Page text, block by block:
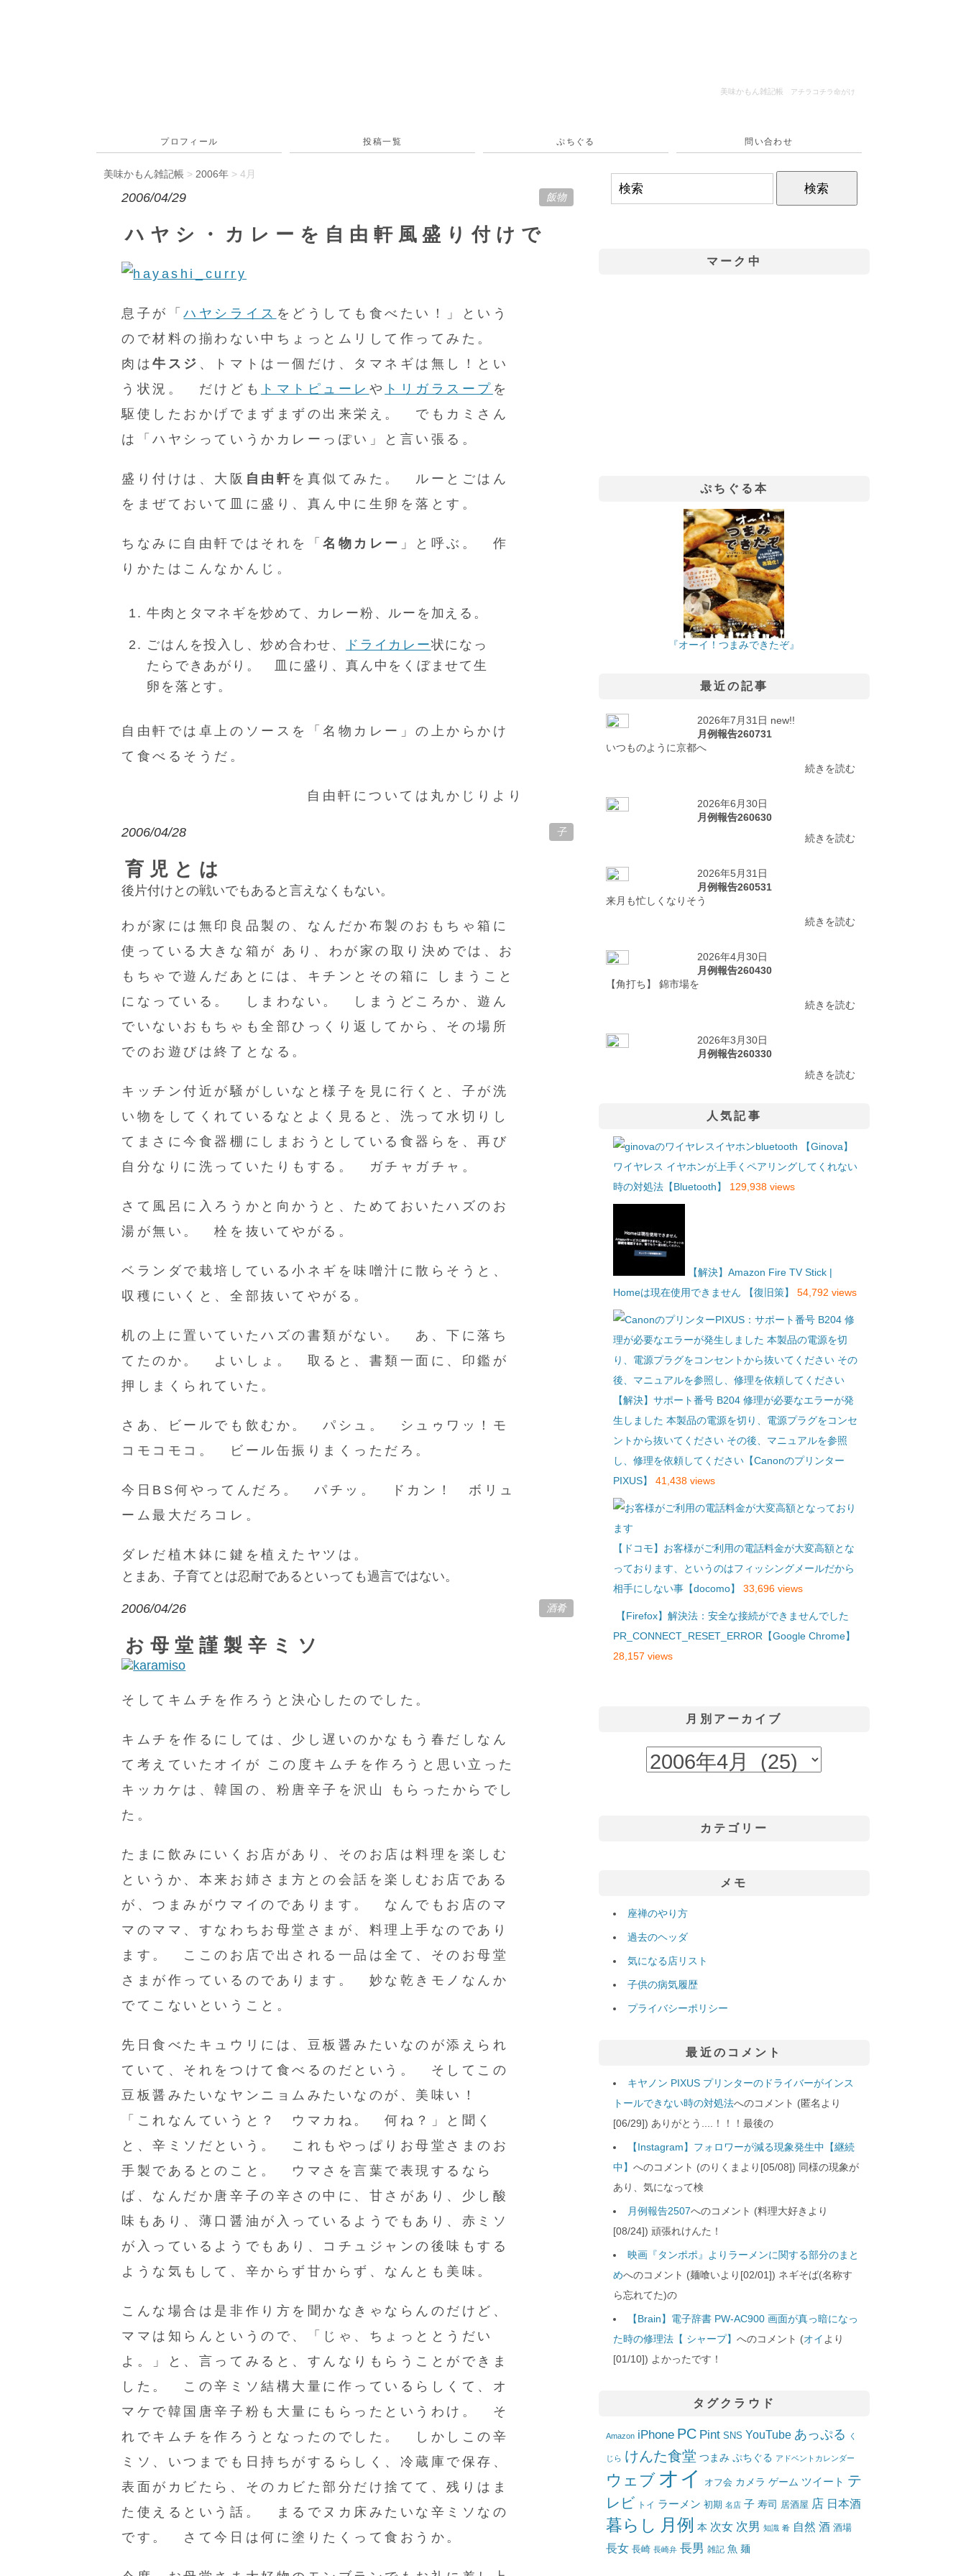
美味かもん雑記帳 アチラコチラ命がけ
プロフィール 投稿一覧 ぷちぐる 問い合わせ
美味かもん雑記帳 > 2006年 > 4月
2006/04/29 飯物
ハヤシ・カレーを自由軒風盛り付けで
息子が「ハヤシライス をどうしても食べたい！」という
ので材料の揃わない中ちょっとムリして作ってみた。
肉は牛スジ 、トマトは一個だけ、タマネギは無し！とい
う状況。 だけども
トマトピューレ や トリガラスープ を
駆使したおかげでまずまずの出来栄え。 でもカミさん
は「ハヤシっていうかカレーっぽい」と言い張る。
盛り付けは、大阪 自由軒 を真似てみた。 ルーとごはん
をまぜておいて皿に盛り、真ん中に生卵を落とす。
ちなみに自由軒ではそれを「名物カレー 」と呼ぶ。 作
りかたはこんなかんじ。
牛肉とタマネギを炒めて、カレー粉、ルーを加える。
ごはんを投入し、炒め合わせ、 ドライカレー状になっ
たらできあがり。 皿に盛り、真ん中をくぼませて生
卵を落とす。
自由軒では卓上のソースを「名物カレー」の上からかけ
て食べるそうだ。
自由軒については丸かじりより
2006/04/28 子
育児とは
後片付けとの戦いでもあると言えなくもない。
わが家には無印良品製の、なんだか布製のおもちゃ箱に
使っている大きな箱が あり、わが家の取り決めでは、お
もちゃで遊んだあとには、キチンとその箱に しまうこと
になっている。 しまわない。 しまうどころか、遊ん
でいないおもちゃも全部ひっくり返してから、その場所
でのお遊びは終了となる。
キッチン付近が騒がしいなと様子を見に行くと、子が洗
い物をしてくれているなとよく見ると、洗って水切りし
てまさに今食器棚にしまおうとしている食器らを、再び
自分なりに洗っていたりもする。 ガチャガチャ。
さて風呂に入ろうかと向かうと、ためておいたハズのお
湯が無い。 栓を抜いてやがる。
ベランダで栽培している小ネギを味噌汁に散らそうと、
収穫にいくと、全部抜いてやがる。
机の上に置いていたハズの書類がない。 あ、下に落ち
てたのか。 よいしょ。 取ると、書類一面に、印鑑が
押しまくられていた。
さあ、ビールでも飲むか。 パシュ。 シュゥワッ！モ
コモコモコ。 ビール缶振りまくっただろ。
今日BS何やってんだろ。 パチッ。 ドカン！ ボリュ
ーム最大だろコレ。
ダレだ植木鉢に鍵を植えたヤツは。
とまあ、子育てとは忍耐であるといっても過言ではない。
2006/04/26 酒肴
お母堂謹製辛ミソ
そしてキムチを作ろうと決心したのでした。
キムチを作るにしては、少し遅いのかなもう春だしなん
て考えていたオイが この度キムチを作ろうと思い立った
キッカケは、韓国の、粉唐辛子を沢山 もらったからでし
た。
たまに飲みにいくお店があり、そのお店は料理を楽しむ
というか、本来お姉さま方との会話を楽しむお店である
が、つまみがウマイのであります。 なんでもお店のマ
マのママ、すなわちお母堂さまが、料理上手なのであり
ます。 ここのお店で出される一品は全て、そのお母堂
さまが作っているのであります。 妙な乾きモノなんか
でてこないということ。
先日食べたキュウリには、豆板醤みたいなのが添えられ
ていて、それをつけて食べるのだという。 そしてこの
豆板醤みたいなヤンニョムみたいなのが、美味い！
「これなんていうと？ ウマカね。 何ね？」と聞く
と、辛ミソだという。 これもやっぱりお母堂さまのお
手製であるとのこと。 ウマさを言葉で表現するなら
ば、なんだか唐辛子の辛さの中に、甘さがあり、少し酸
味もあり、薄口醤油が入っているようでもあり、赤ミソ
が入っているようでもあり、コチュジャンの後味もする
ような気もして、辛からず甘からず、なんとも美味。
こんな場合は是非作り方を聞かなきゃならんのだけど、
ママは知らんというので、「じゃ、ちょっととうだい
よ。」と、言ってみると、すんなりもらうことができま
した。 この辛ミソ結構大量に作っているらしくて、オ
マケで韓国唐辛子粉も大量にもらったというわけ。 そ
れでキムチを作ろうとなったのでした。 しかしこの辛
ミソ、いつまでも日持ちがするらしく、冷蔵庫で保存、
表面がカビたら、そのカビた部分だけ捨てて、残りはま
た使えるという話。 まるでヌカ床みたいな辛ミソなの
です。 さて今日は何に塗りたくって食おうか。
マーク中
ぷちぐる本
『オーイ！つまみできたぞ』
最近の記事
2026年7月31日 new!!
月例報告260731
いつものように京都へ
続きを読む
2026年6月30日
月例報告260630
続きを読む
2026年5月31日
月例報告260531
来月も忙しくなりそう
続きを読む
2026年4月30日
月例報告260430
【角打ち】 錦市場を
続きを読む
2026年3月30日
月例報告260330
続きを読む
人気記事
【Ginova】
ワイヤレス イヤホンが上手くペアリングしてくれない
時の対処法【Bluetooth】
129,938 views
【解決】Amazon Fire TV Stick |
Homeは現在使用できません 【復旧策】
54,792 views
【解決】サポート番号 B204 修理が必要なエラーが発
生しました 本製品の電源を切り、電源プラグをコンセ
ントから抜いてください その後、マニュアルを参照
し、修理を依頼してください【Canonのプリンター
PIXUS】
41,438 views
【ドコモ】お客様がご利用の電話料金が大変高額とな
っております、というのはフィッシングメールだから
相手にしない事【docomo】
33,696 views
【Firefox】解決法：安全な接続ができませんでした
PR_CONNECT_RESET_ERROR【Google Chrome】
28,157 views
月別アーカイブ
カテゴリー
メモ
座禅のやり方
過去のヘッダ
気になる店リスト
子供の病気履歴
プライバシーポリシー
最近のコメント
キヤノン PIXUS プリンターのドライバーがインス
トールできない時の対処法へのコメント (匿名より
[06/29]) ありがとう....！！！最後の
【Instagram】フォロワーが減る現象発生中【継続
中】へのコメント (のりくまより[05/08]) 同様の現象が
あり、気になって検
月例報告2507へのコメント (料理大好きより
[08/24]) 頑張れけんた！
映画『タンポポ』よりラーメンに関する部分のまと
めへのコメント (麺喰いより[02/01]) ネギそば(名称す
ら忘れてた)の
【Brain】電子辞書 PW-AC900 画面が真っ暗になっ
た時の修理法【 シャープ】へのコメント (オイ より
[01/10]) よかったです！
タグクラウド
Amazon iPhone PC Pint SNS YouTube あっぷる く
じら けんた食堂 つまみ ぷちぐる アドベントカレンダー
ウェブ オイ オフ会 カメラ ゲーム ツイート テ
レビ トイ ラーメン 初期 名店 子 寿司 居酒屋 店 日本酒
暮らし 月例 本 次女 次男 知識 肴 自然 酒 酒場
長女 長崎 長崎弁 長男 雑記 魚 麺